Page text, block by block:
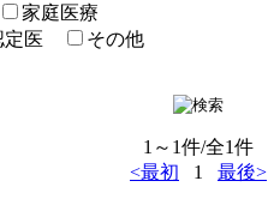
家庭医療
定医 その他
1～1件/全1件
<最初
1 最後>